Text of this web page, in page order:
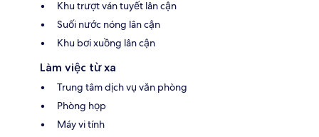
Khu trượt ván tuyết lân cận
Suối nước nóng lân cận
Khu bơi xuồng lân cận
Làm việc từ xa
Trung tâm dịch vụ văn phòng
Phòng họp
Máy vi tính